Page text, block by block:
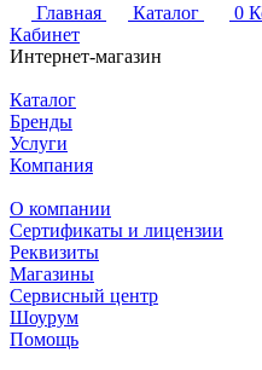
Главная
Каталог 0
Кабинет
Интернет-магазин
Каталог
Бренды
Услуги
Компания
О компании
Сертификаты и лицензии
Реквизиты
Магазины
Сервисный центр
Шоурум
Помощь